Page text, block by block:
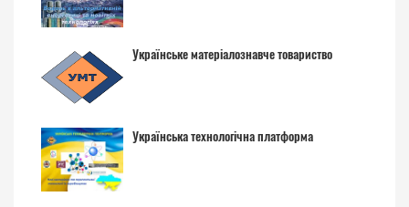
Українське матеріалознавче товариство
Українська технологічна платформа